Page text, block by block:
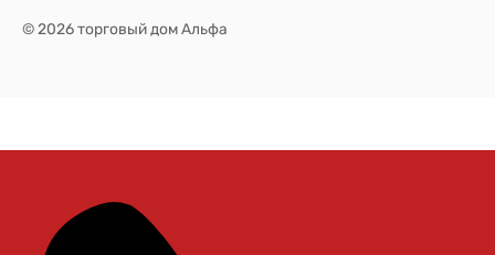
© 2026 торговый дом Альфа